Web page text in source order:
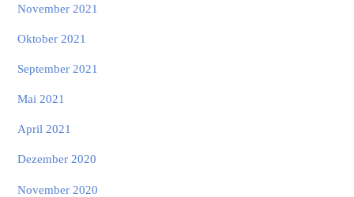
November 2021
Oktober 2021
September 2021
Mai 2021
April 2021
Dezember 2020
November 2020